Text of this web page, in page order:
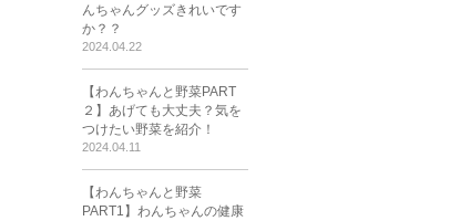
んちゃんグッズきれいです
か？？
2024.04.22
【わんちゃんと野菜PART
２】あげても大丈夫？気を
つけたい野菜を紹介！
2024.04.11
【わんちゃんと野菜
PART1】わんちゃんの健康